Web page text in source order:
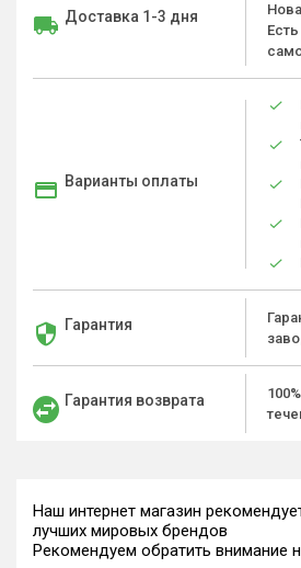
Доставка 1-3 дня
Варианты оплаты
Гарантия
Гарантия возврата
Наш интернет магазин
лучших мировых брендов
Рекомендуем обратить внимание